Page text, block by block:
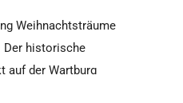
Weihnachtsträume
Der historische
auf der Wartburg